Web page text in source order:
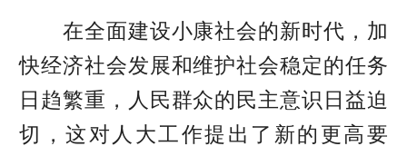
在全面建设小康社会的新时代，加
快经济社会发展和维护社会稳定的任务
日趋繁重，人民群众的民主意识日益迫
切，这对人大工作提出了新的更高要